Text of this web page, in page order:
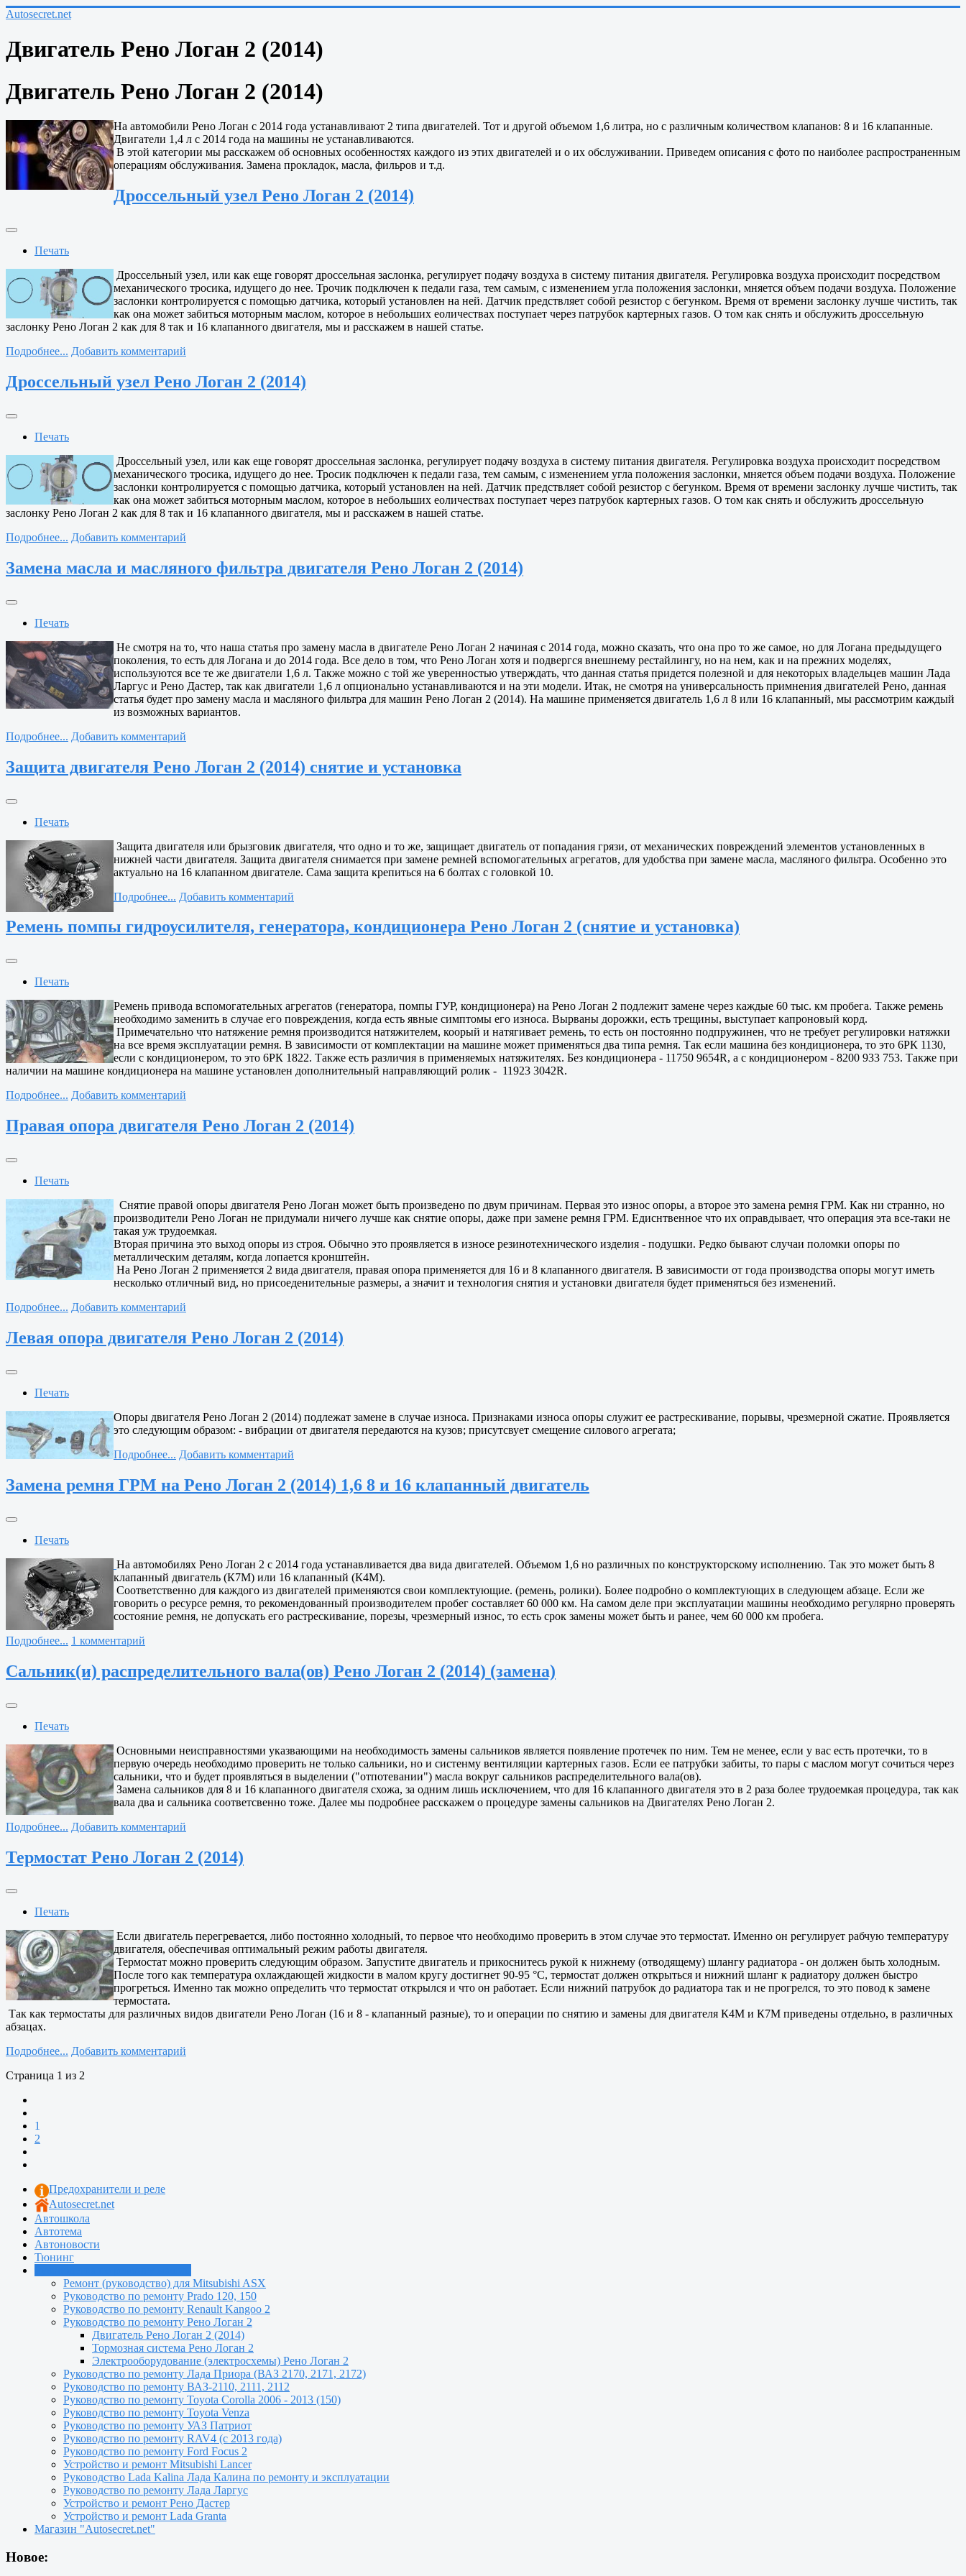
Autosecret.net
Двигатель Рено Логан 2 (2014)
Двигатель Рено Логан 2 (2014)
На автомобили Рено Логан с 2014 года устанавливают 2 типа двигателей. Тот и другой объемом 1,6 литра, но с различным количеством клапанов: 8 и 16 клапанные.
Двигатели 1,4 л с 2014 года на машины не устанавливаются.
В этой категории мы расскажем об основных особенностях каждого из этих двигателей и о их обслуживании. Приведем описания с фото по наиболее распространенным
операциям обслуживания. Замена прокладок, масла, фильров и т.д.
Дроссельный узел Рено Логан 2 (2014)
Печать
Дроссельный узел, или как еще говорят дроссельная заслонка, регулирует подачу воздуха в систему питания двигателя. Регулировка воздуха происходит посредством
механического тросика, идущего до нее. Трочик подключен к педали газа, тем самым, с изменением угла положения заслонки, мняется объем подачи воздуха. Положение
заслонки контролируется с помощью датчика, который установлен на ней. Датчик предствляет собой резистор с бегунком. Время от времени заслонку лучше чистить, так
как она может забиться моторным маслом, которое в небольших еоличествах поступает через патрубок картерных газов. О том как снять и обслужить дроссельную
заслонку Рено Логан 2 как для 8 так и 16 клапанного двигателя, мы и расскажем в нашей статье.
Подробнее... Добавить комментарий
Дроссельный узел Рено Логан 2 (2014)
Печать
Дроссельный узел, или как еще говорят дроссельная заслонка, регулирует подачу воздуха в систему питания двигателя. Регулировка воздуха происходит посредством
механического тросика, идущего до нее. Тросик подключен к педали газа, тем самым, с изменением угла положения заслонки, мняется объем подачи воздуха. Положение
заслонки контролируется с помощью датчика, который установлен на ней. Датчик предствляет собой резистор с бегунком. Время от времени заслонку лучше чистить, так
как она может забиться моторным маслом, которое в небольших еоличествах поступает через патрубок картерных газов. О том как снять и обслужить дроссельную
заслонку Рено Логан 2 как для 8 так и 16 клапанного двигателя, мы и расскажем в нашей статье.
Подробнее... Добавить комментарий
Замена масла и масляного фильтра двигателя Рено Логан 2 (2014)
Печать
Не смотря на то, что наша статья про замену масла в двигателе Рено Логан 2 начиная с 2014 года, можно сказать, что она про то же самое, но для Логана предыдущего
поколения, то есть для Логана и до 2014 года. Все дело в том, что Рено Логан хотя и подвергся внешнему рестайлингу, но на нем, как и на прежних моделях,
используются все те же двигатели 1,6 л. Также можно с той же уверенностью утверждать, что данная статья придется полезной и для некоторых владельцев машин Лада
Ларгус и Рено Дастер, так как двигатели 1,6 л опционально устанавливаются и на эти модели. Итак, не смотря на универсальность примнения двигателей Рено, данная
статья будет про замену масла и масляного фильтра для машин Рено Логан 2 (2014). На машине применяется двигатель 1,6 л 8 или 16 клапанный, мы рассмотрим каждый
из возможных вариантов.
Подробнее... Добавить комментарий
Защита двигателя Рено Логан 2 (2014) снятие и установка
Печать
Защита двигателя или брызговик двигателя, что одно и то же, защищает двигатель от попадания грязи, от механических повреждений элементов установленных в
нижней части двигателя. Защита двигателя снимается при замене ремней вспомогательных агрегатов, для удобства при замене масла, масляного фильтра. Особенно это
актуально на 16 клапанном двигателе. Сама защита крепиться на 6 болтах с головкой 10.
Подробнее... Добавить комментарий
Ремень помпы гидроусилителя, генератора, кондиционера Рено Логан 2 (снятие и установка)
Печать
Ремень привода вспомогательных агрегатов (генератора, помпы ГУР, кондиционера) на Рено Логан 2 подлежит замене через каждые 60 тыс. км пробега. Также ремень
необходимо заменить в случае его повреждения, когда есть явные симптомы его износа. Вырваны дорожки, есть трещины, выступает капроновый корд.
Примечательно что натяжение ремня производится натяжителем, коорый и натягивает ремень, то есть он постоянно подпружинен, что не требует регулировки натяжки
на все время эксплуатации ремня. В зависимости от комплектации на машине может применяться два типа ремня. Так если машина без кондиционера, то это 6РК 1130,
если с кондиционером, то это 6РК 1822. Также есть различия в применяемых натяжителях. Без кондиционера - 11750 9654R, а с кондиционером - 8200 933 753. Также при
наличии на машине кондиционера на машине установлен дополнительный направляющий ролик - 11923 3042R.
Подробнее... Добавить комментарий
Правая опора двигателя Рено Логан 2 (2014)
Печать
Снятие правой опоры двигателя Рено Логан может быть произведено по двум причинам. Первая это износ опоры, а второе это замена ремня ГРМ. Как ни странно, но
производители Рено Логан не придумали ничего лучше как снятие опоры, даже при замене ремня ГРМ. Едиснтвенное что их оправдывает, что операция эта все-таки не
такая уж трудоемкая.
Вторая причина это выход опоры из строя. Обычно это проявляется в износе резинотехнического изделия - подушки. Редко бывают случаи поломки опоры по
металлическим деталям, когда лопается кронштейн.
На Рено Логан 2 применяется 2 вида двигателя, правая опора применяется для 16 и 8 клапанного двигателя. В зависимости от года производства опоры могут иметь
несколько отличный вид, но присоеденительные размеры, а значит и технология снятия и установки двигателя будет применяться без изменений.
Подробнее... Добавить комментарий
Левая опора двигателя Рено Логан 2 (2014)
Печать
Опоры двигателя Рено Логан 2 (2014) подлежат замене в случае износа. Признаками износа опоры служит ее растрескивание, порывы, чрезмерной сжатие. Проявляется
это следующим образом: - вибрации от двигателя передаются на кузов; присутсвует смещение силового агрегата;
Подробнее... Добавить комментарий
Замена ремня ГРМ на Рено Логан 2 (2014) 1,6 8 и 16 клапанный двигатель
Печать
На автомобилях Рено Логан 2 с 2014 года устанавливается два вида двигателей. Объемом 1,6 но различных по конструкторскому исполнению. Так это может быть 8
клапанный двигатель (К7М) или 16 клапанный (К4М).
Соответственно для каждого из двигателей применяются свои комплектующие. (ремень, ролики). Более подробно о комплектующих в следующем абзаце. Если же
говорить о ресурсе ремня, то рекомендованный производителем пробег составляет 60 000 км. На самом деле при эксплуатации машины необходимо регулярно проверять
состояние ремня, не допускать его растрескивание, порезы, чрезмерный износ, то есть срок замены может быть и ранее, чем 60 000 км пробега.
Подробнее... 1 комментарий
Сальник(и) распределительного вала(ов) Рено Логан 2 (2014) (замена)
Печать
Основными неисправностями указвающими на необходимость замены сальников является появление протечек по ним. Тем не менее, если у вас есть протечки, то в
первую очередь необходимо проверить не только сальники, но и систенму вентиляции картерных газов. Если ее патрубки забиты, то пары с маслом могут сочиться через
сальники, что и будет проявляться в выделении ("отпотевании") масла вокруг сальников распределительного вала(ов).
Замена сальников для 8 и 16 клапанного двигателя схожа, за одним лишь исключением, что для 16 клапанного двигателя это в 2 раза более трудоемкая процедура, так как
вала два и сальника соответсвенно тоже. Далее мы подробнее расскажем о процедуре замены сальников на Двигателях Рено Логан 2.
Подробнее... Добавить комментарий
Термостат Рено Логан 2 (2014)
Печать
Если двигатель перегревается, либо постоянно холодный, то первое что необходимо проверить в этом случае это термостат. Именно он регулирует рабчую температуру
двигателя, обеспечивая оптимальный режим работы двигателя.
Термостат можно проверить следующим образом. Запустите двигатель и прикоснитесь рукой к нижнему (отводящему) шлангу радиатора - он должен быть холодным.
После того как температура охлаждающей жидкости в малом кругу достигнет 90-95 °С, термостат должен открыться и нижний шланг к радиатору должен быстро
прогреться. Именно так можно определить что термостат открылся и что он работает. Если нижний патрубок до радиатора так и не прогрелся, то это повод к замене
термостата.
Так как термостаты для различных видов двигатели Рено Логан (16 и 8 - клапанный разные), то и операции по снятию и замены для двигателя К4М и К7М приведены отдельно, в различных
абзацах.
Подробнее... Добавить комментарий
Страница 1 из 2
1
2
Предохранители и реле
Autosecret.net
Автошкола
Автотема
Автоновости
Тюнинг
Ремонт (руководство) для Mitsubishi ASX
Руководство по ремонту Prado 120, 150
Руководство по ремонту Renault Kangoo 2
Руководство по ремонту Рено Логан 2
Двигатель Рено Логан 2 (2014)
Тормозная система Рено Логан 2
Электрооборудование (электросхемы) Рено Логан 2
Руководство по ремонту Лада Приора (ВАЗ 2170, 2171, 2172)
Руководство по ремонту ВАЗ-2110, 2111, 2112
Руководство по ремонту Toyota Сorolla 2006 - 2013 (150)
Руководство по ремонту Toyota Venza
Руководство по ремонту УАЗ Патриот
Руководство по ремонту RAV4 (с 2013 года)
Руководство по ремонту Ford Focus 2
Устройство и ремонт Mitsubishi Lancer
Руководство Lada Kalina Лада Калина по ремонту и эксплуатации
Руководство по ремонту Лада Ларгус
Устройство и ремонт Рено Дастер
Устройство и ремонт Lada Granta
Магазин "Autosecret.net"
Новое: